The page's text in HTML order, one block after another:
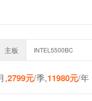
主板 INTEL5500BC
,2799元/季,11980元/年